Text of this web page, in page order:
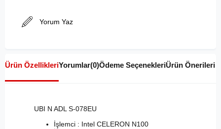
Yorum Yaz
Ürün ÖzellikleriYorumlar(0)Ödeme SeçenekleriÜrün Önerileri
UBI N ADL S-078EU
İşlemci : Intel CELERON N100